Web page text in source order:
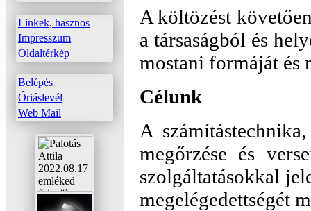
Linkek, hasznos
Impresszum
Oldaltérkép
Belépés
Óriáslevél
Web Mail
A költözést
a társaságból és
mostani formáját és
Célunk
A
megőrzése és
szolgáltatásokkal
megelégedettségét